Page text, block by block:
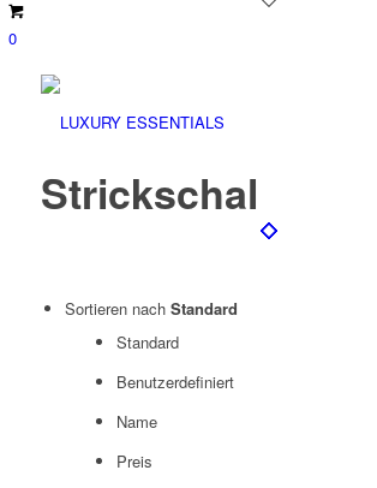
0
Strickschal
Sortieren nach Standard
Standard
Benutzerdefiniert
Name
Preis